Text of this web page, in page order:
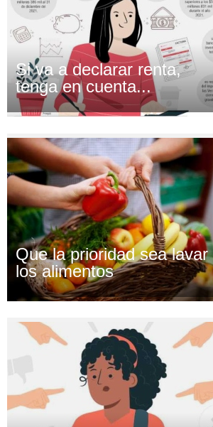
Si va a declarar renta,
tenga en cuenta...
Que la prioridad sea lavar
los alimentos